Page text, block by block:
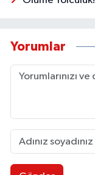
Yorumlar